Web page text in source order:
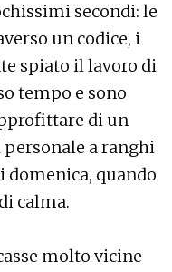
secondi: le
un codice, i
spiato il lavoro di
tempo e sono
di un
a ranghi
quando
calma.
molto vicine